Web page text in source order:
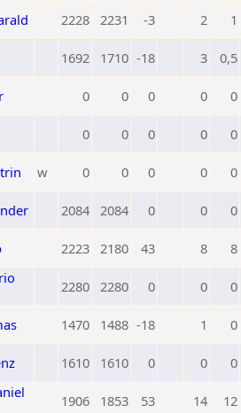
2228 2231 -3 2 1
1692 1710 -18 3 0,5
0 0 0 0 0
0 0 0 0 0
w 0 0 0 0 0
2084 2084 0 0 0
2223 2180 43 8 8
2280 2280 0 0 0
1470 1488 -18 1 0
1610 1610 0 0 0
1906 1853 53 14 12